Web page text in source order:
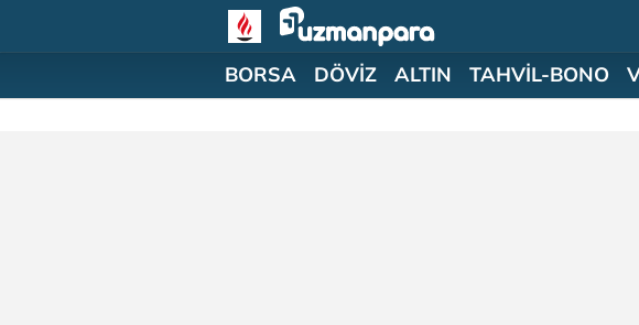
BORSA DÖVİZ ALTIN TAHVİL-BONO